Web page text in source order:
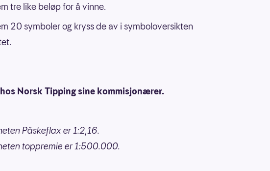
tre like beløp for å vinne.
20 symboler og kryss de av i symboloversikten
Norsk Tipping sine kommisjonærer.
Påskeflax er 1:2,16.
toppremie er 1:500.000.